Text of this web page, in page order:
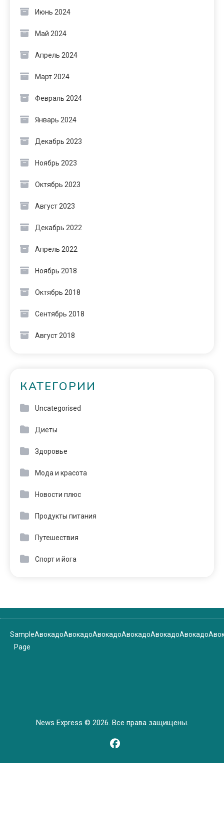
Июнь 2024
Май 2024
Апрель 2024
Март 2024
Февраль 2024
Январь 2024
Декабрь 2023
Ноябрь 2023
Октябрь 2023
Август 2023
Декабрь 2022
Апрель 2022
Ноябрь 2018
Октябрь 2018
Сентябрь 2018
Август 2018
КАТЕГОРИИ
Uncategorised
Диеты
Здоровье
Мода и красота
Новости плюс
Продукты питания
Путешествия
Спорт и йога
Sample
Page
АвокадоАвокадоАвокадоАвокадоАвокадоАвокадо
News Express © 2026. Все права защищены.